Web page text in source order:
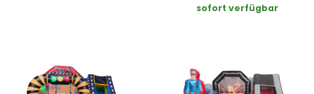
sofort verfügbar